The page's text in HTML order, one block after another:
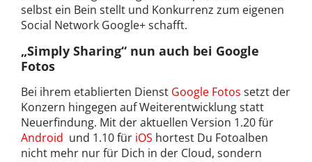
selbst ein Bein stellt und Konkurrenz zum eigenen
Social Network Google+ schafft.
„Simply Sharing“ nun auch bei Google
Fotos
Bei ihrem etablierten Dienst Google Fotos setzt der
Konzern hingegen auf Weiterentwicklung statt
Neuerfindung. Mit der aktuellen Version 1.20 für
Android und 1.10 für iOS hortest Du Fotoalben
nicht mehr nur für Dich in der Cloud, sondern